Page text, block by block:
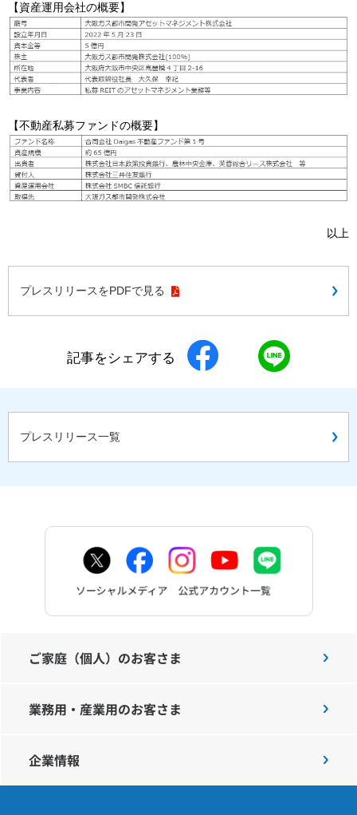
ご家庭のお客さま
業務用・産業用のお客さま
お問い合わせ English
【資産運用会社の概要】
【不動産私募ファンドの概要】
以上
プレスリリースをPDFで見る
記事をシェアする
プレスリリース一覧
ご家庭（個人）のお客さま
業務用・産業用のお客さま
企業情報